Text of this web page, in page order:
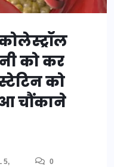
को कर
को
चौंकाने
5,
0